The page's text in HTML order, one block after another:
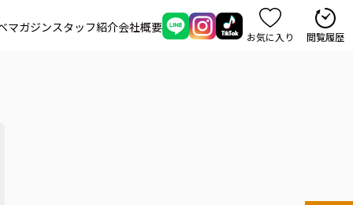
マガジンスタッフ紹介会社概要
お気に入り 閲覧履歴